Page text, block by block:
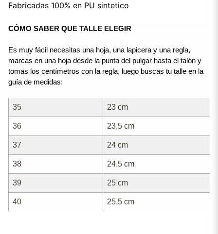
Fabricadas 100% en PU sintetico
CÓMO SABER QUE TALLE ELEGIR
Es muy fácil necesitas una hoja, una lapicera y una regla,
marcas en una hoja desde la punta del pulgar hasta el talón y
tomas los centímetros con la regla, luego buscas tu talle en la
guía de medidas:
35 23 cm
36 23,5 cm
37 24 cm
38 24,5 cm
39 25 cm
40 25,5 cm